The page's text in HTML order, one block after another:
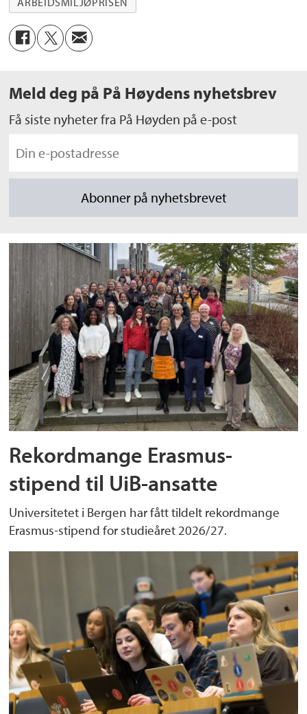
Meld deg på På Høydens nyhetsbrev
Få siste nyheter fra På Høyden på e-post
Rekordmange Erasmus-
stipend til UiB-ansatte
Universitetet i Bergen har fått tildelt rekordmange
Erasmus-stipend for studieåret 2026/27.